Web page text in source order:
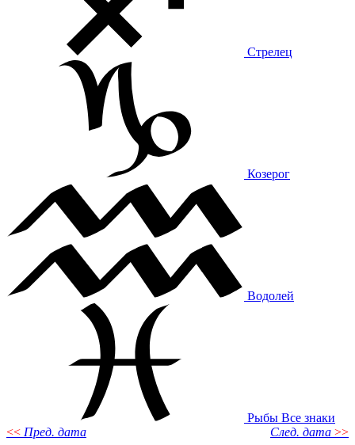
Стрелец
Козерог
Водолей
Рыбы Все знаки
<< Пред. дата След. дата >>